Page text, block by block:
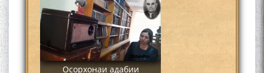
Осорхонаи адабии